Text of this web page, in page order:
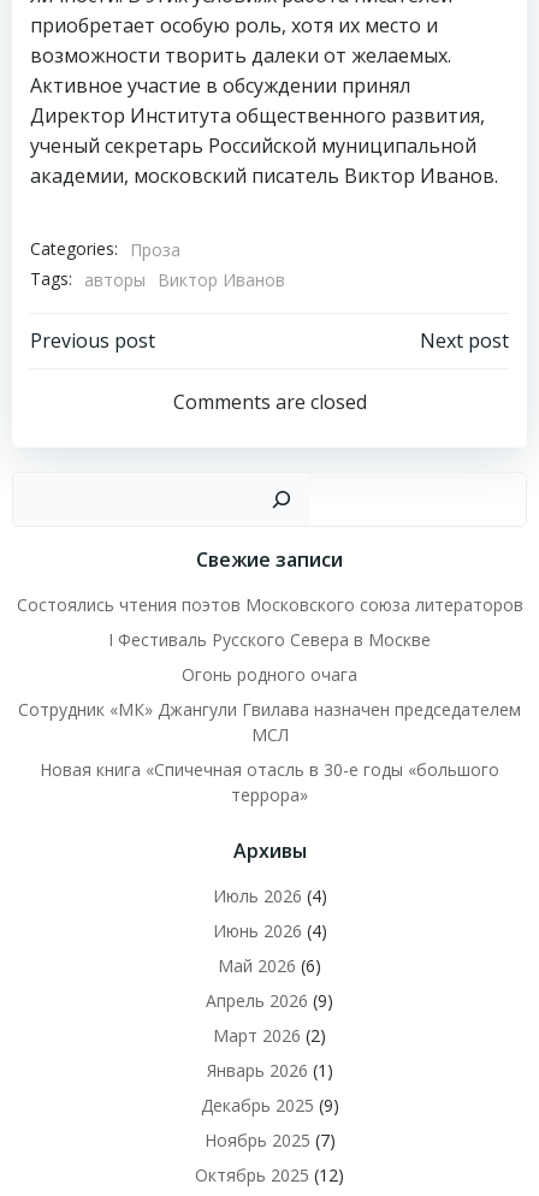
приобретает особую роль, хотя их место и
возможности творить далеки от желаемых.
Активное участие в обсуждении принял
Директор Института общественного развития,
ученый секретарь Российской муниципальной
академии, московский писатель Виктор Иванов.
Categories:
Проза
Tags:
авторы Виктор Иванов
Навигация
записям
Previous post
Навигация
по
записям
Next post
Comments are closed
Свежие записи
Состоялись чтения поэтов Московского союза литераторов
I Фестиваль Русского Севера в Москве
Огонь родного очага
Сотрудник «МК» Джангули Гвилава назначен председателем
МСЛ
Новая книга «Спичечная отасль в 30-е годы «большого
террора»
Архивы
Июль 2026 (4)
Июнь 2026 (4)
Май 2026 (6)
Апрель 2026 (9)
Март 2026 (2)
Январь 2026 (1)
Декабрь 2025 (9)
Ноябрь 2025 (7)
Октябрь 2025 (12)